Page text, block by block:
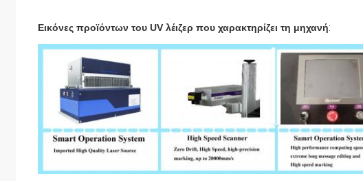
Εικόνες προϊόντων του UV λέιζερ που χαρακτηρίζει τη μηχανή: